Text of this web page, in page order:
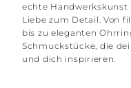
echte
Liebe zum Detail. Von
bis zu eleganten
Schmuckstücke, die
und dich inspirieren.